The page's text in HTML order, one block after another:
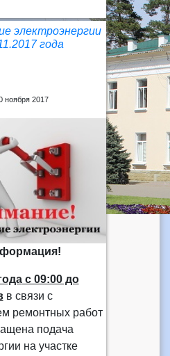
электроэнергии
года
ноября 2017
с 09:00 до
в связи с
ремонтных работ
подача
на участке